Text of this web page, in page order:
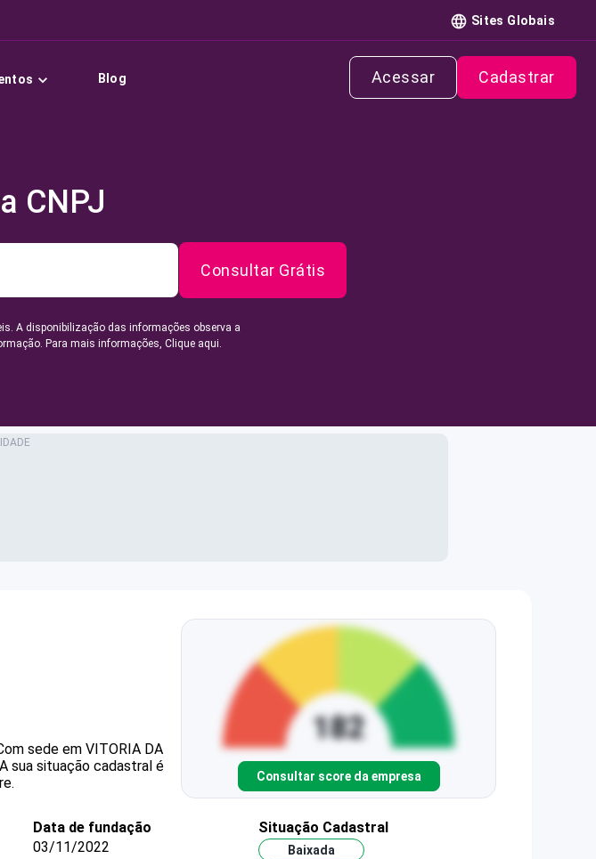
Sites Globais
Blog Acessar Cadastrar
CNPJ
Consultar Grátis
A disponibilização das informações observa a
Para mais informações, Clique aqui.
sede em VITORIA DA
A sua situação cadastral é
Consultar score da empresa
Data de fundação
03/11/2022
Situação Cadastral
Baixada